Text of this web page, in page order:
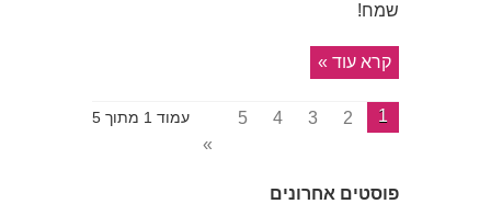
שמח!
קרא עוד »
עמוד 1 מתוך 5 1
2
3
4
5
»
פוסטים אחרונים